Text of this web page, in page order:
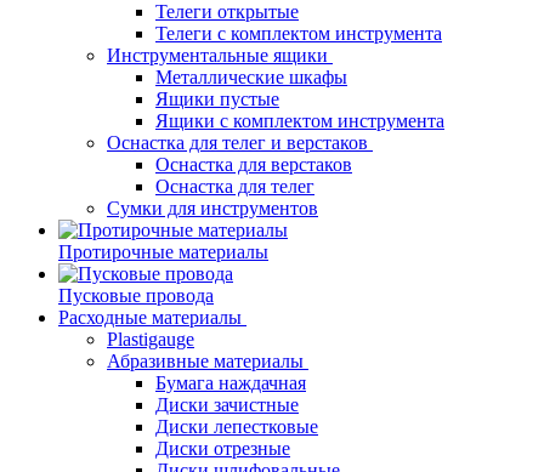
Телеги открытые
Телеги с комплектом инструмента
Инструментальные ящики
Металлические шкафы
Ящики пустые
Ящики с комплектом инструмента
Оснастка для телег и верстаков
Оснастка для верстаков
Оснастка для телег
Сумки для инструментов
Протирочные материалы
Пусковые провода
Расходные материалы
Plastigauge
Абразивные материалы
Бумага наждачная
Диски зачистные
Диски лепестковые
Диски отрезные